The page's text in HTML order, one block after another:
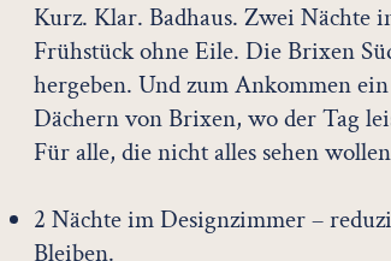
Kurz. Klar. Badhaus. Zwei Nächte
Frühstück ohne Eile. Die Brixen
hergeben. Und zum Ankommen
Dächern von Brixen, wo der Tag
Für alle, die nicht alles sehen
2 Nächte im Designzimmer –
Bleiben.